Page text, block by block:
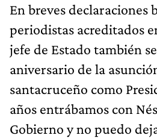
En breves declaraciones
periodistas acreditados
jefe de Estado también
aniversario de la
santacruceño como
años entrábamos con
Gobierno y no puedo